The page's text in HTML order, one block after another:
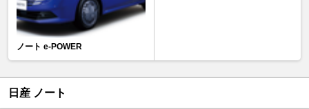
ノート e-POWER
日産 ノート